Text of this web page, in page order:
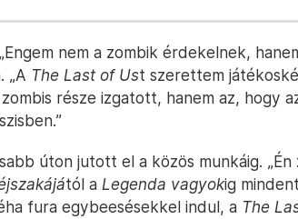
nem a zombik érdekelnek,
„A The Last of Ust szerettem
része izgatott, hanem az, hogy
úton jutott el a közös munkáig. „Én
tól a Legenda vagyokig
fura egybeesésekkel indul, a The